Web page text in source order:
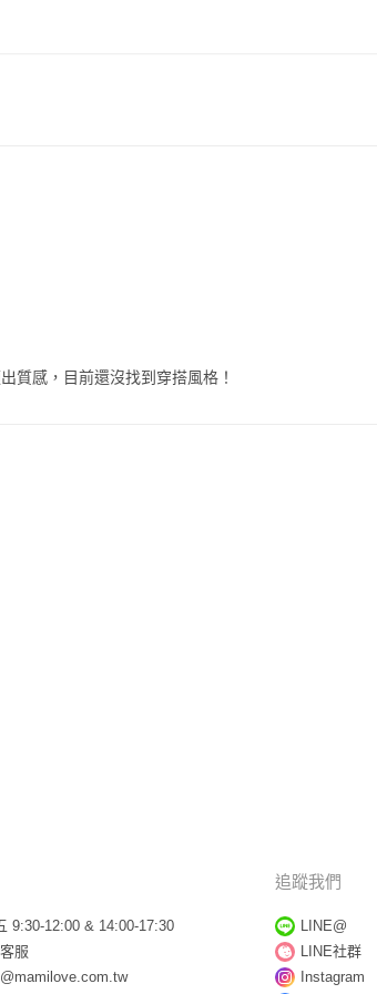
質感，目前還沒找到穿搭風格！
9:30-12:00 & 14:00-17:30
服
追蹤我們
LINE@
LINE社群
Instagram